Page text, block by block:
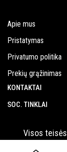
Apie mus
Pristatymas
Privatumo politika
Prekių grąžinimas
KONTAKTAI
SOC. TINKLAI
Visos